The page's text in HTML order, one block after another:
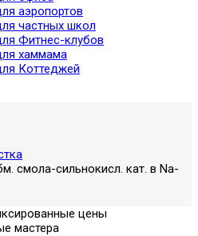
аэропортов
частных школ
Фитнес-клубов
хаммама
Коттеджей
смола-сильнокисл. кат. в Na-
цены
мастера